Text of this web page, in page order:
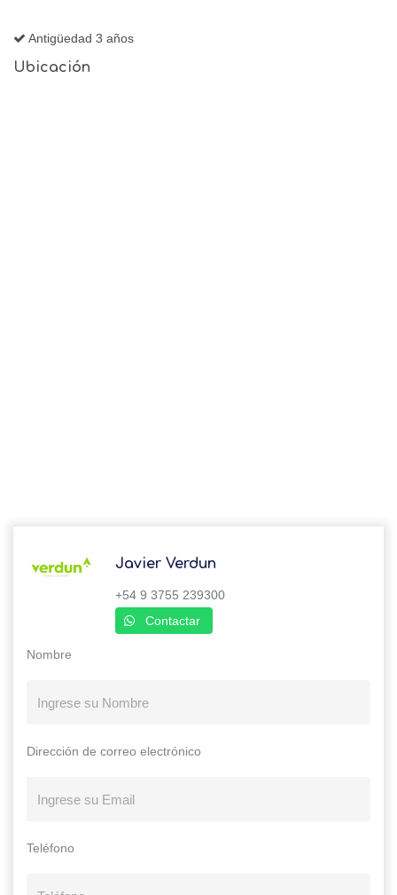
Antigüedad 3 años
Ubicación
Javier Verdun
+54 9 3755 239300
Contactar
Nombre
Dirección de correo electrónico
Teléfono